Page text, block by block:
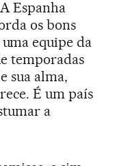
Espanha
os bons
equipe da
temporadas
sua alma,
É um país
a